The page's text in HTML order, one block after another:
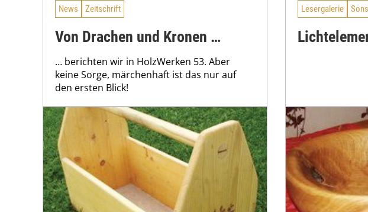
News Zeitschrift
Von Drachen und Kronen …
… berichten wir in HolzWerken 53. Aber
keine Sorge, märchenhaft ist das nur auf
den ersten Blick!
Lesergalerie